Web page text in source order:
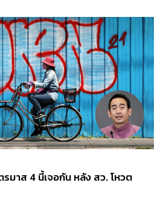
รมาส 4 นี้เจอกัน หลัง สว. โหวต